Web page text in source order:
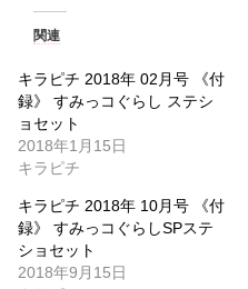
関連
キラピチ 2018年 02月号 《付
録》 すみっコぐらし ステシ
ョセット
2018年1月15日
キラピチ
キラピチ 2018年 10月号 《付
録》 すみっコぐらしSPステ
ショセット
2018年9月15日